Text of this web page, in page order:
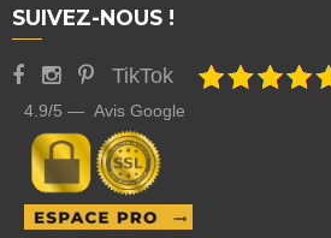
SUIVEZ-NOUS !
TikTok
4.9/5 — Avis Google